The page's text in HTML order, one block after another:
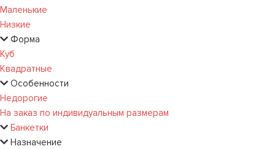
Маленькие
Низкие
Форма
Куб
Квадратные
Особенности
Недорогие
На заказ по индивидуальным размерам
Банкетки
Назначение